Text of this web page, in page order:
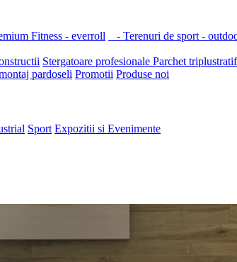
Fitness - everroll - Terenuri de sport -
Stergatoare profesionale Parchet
pardoseli Promotii Produse noi
Sport Expozitii si Evenimente